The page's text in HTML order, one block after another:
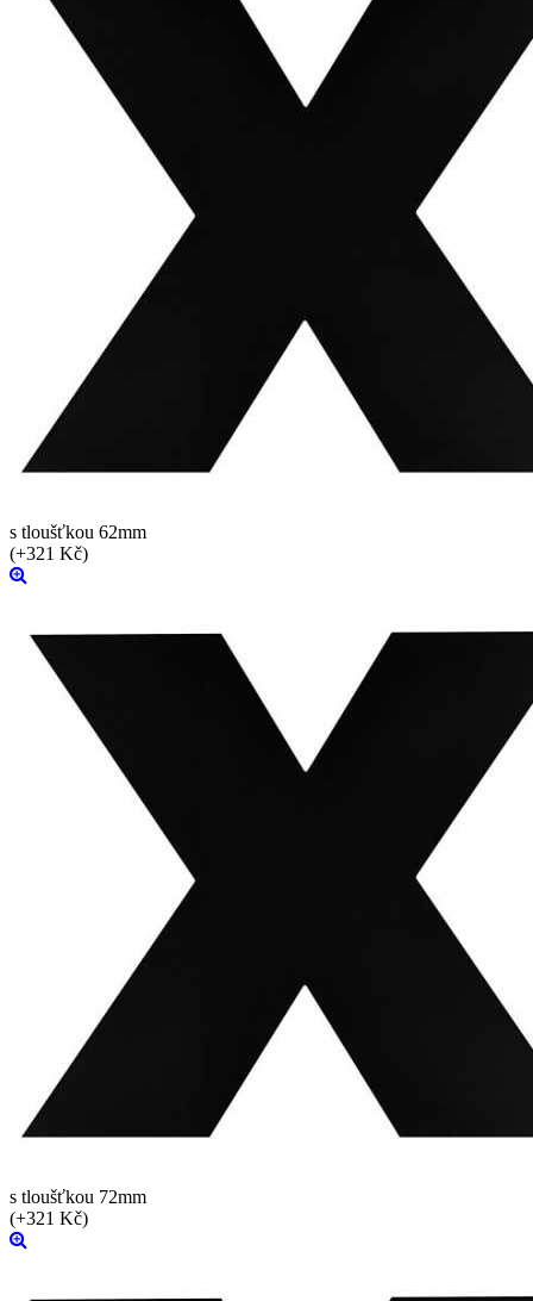
s tloušťkou 62mm
(+321 Kč)
s tloušťkou 72mm
(+321 Kč)